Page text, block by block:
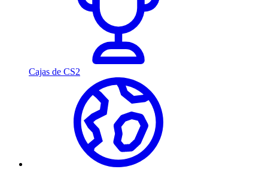
Cajas de CS2